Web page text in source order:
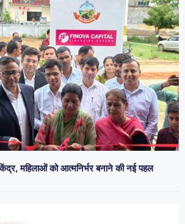
महिलाओं को आत्मनिर्भर बनाने की नई पहल